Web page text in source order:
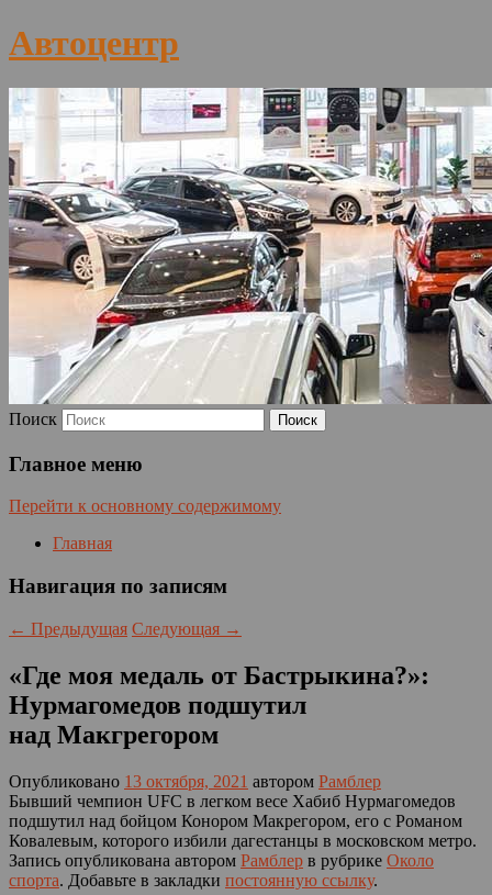
Автоцентр
Поиск
Главное меню
Перейти к основному содержимому
Главная
Навигация по записям
← Предыдущая Следующая →
«Где моя медаль от Бастрыкина?»:
Нурмагомедов подшутил
над Макгрегором
Опубликовано 13 октября, 2021 автором Рамблер
Бывший чемпион UFC в легком весе Хабиб Нурмагомедов
подшутил над бойцом Конором Макрегором, его с Романом
Ковалевым, которого избили дагестанцы в московском метро.
Запись опубликована автором Рамблер в рубрике Около
спорта. Добавьте в закладки постоянную ссылку.